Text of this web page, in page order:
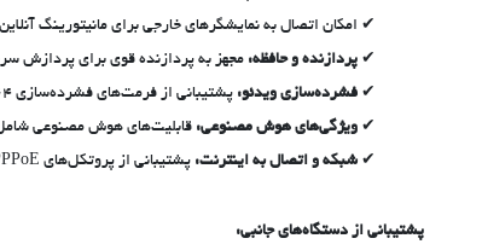
امکان اتصال به نمایشگرهای خارجی برای مانیتورینگ
پردازنده و حافظه: مجهز به پردازنده قوی برای پردازش
فشرده‌سازی ویدئو: پشتیبانی از فرمت‌های فشرده‌سازی H.265+/H.265، H.264+/H.264 و MJPEG، که موجب کاهش حجم ذخیره‌سازی اطلاعات و افزایش بازدهی سیستم می‌شود.
ویژگی‌های هوش مصنوعی: قابلیت‌های هوش مصنوعی
شبکه و اتصال به اینترنت: پشتیبانی از پروتکل‌های TCP/IP، DHCP، DNS، PPPoE و FTP، به همراه امکانات دسترسی از راه دور.
پشتیبانی از دستگاه‌های جانبی: